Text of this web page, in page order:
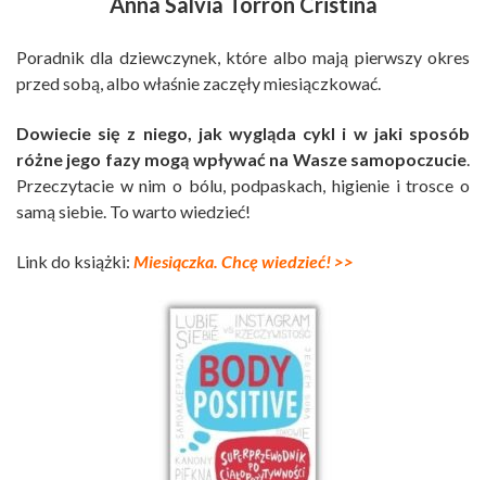
Poradnik dla dziewczynek, które albo mają pierwszy okres
przed sobą, albo właśnie zaczęły miesiączkować.
Dowiecie się z niego, jak wygląda cykl i w jaki sposób
różne jego fazy mogą wpływać na Wasze samopoczucie.
Przeczytacie w nim o bólu, podpaskach, higienie i trosce o
samą siebie. To warto wiedzieć!
Link do książki: Miesiączka. Chcę wiedzieć! >>